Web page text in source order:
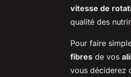
vitesse de
qualité des
Pour faire
fibres de vos
vous déciderez